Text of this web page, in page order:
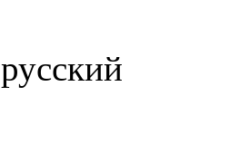
русский